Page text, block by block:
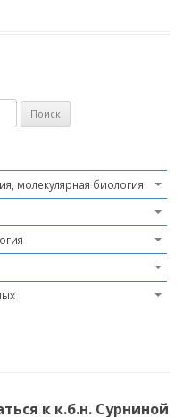
молекулярная биология
к к.б.н. Сурниной